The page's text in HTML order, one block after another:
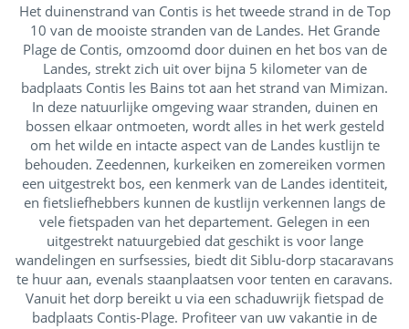
Shows
Openluchtpodium
Live muziek
Het duinenstrand van Contis is het tweede strand in de Top
10 van de mooiste stranden van de Landes. Het Grande
Plage de Contis, omzoomd door duinen en het bos van de
Landes, strekt zich uit over bijna 5 kilometer van de
badplaats Contis les Bains tot aan het strand van Mimizan.
In deze natuurlijke omgeving waar stranden, duinen en
bossen elkaar ontmoeten, wordt alles in het werk gesteld
om het wilde en intacte aspect van de Landes kustlijn te
behouden. Zeedennen, kurkeiken en zomereiken vormen
een uitgestrekt bos, een kenmerk van de Landes identiteit,
en fietsliefhebbers kunnen de kustlijn verkennen langs de
vele fietspaden van het departement. Gelegen in een
uitgestrekt natuurgebied dat geschikt is voor lange
wandelingen en surfsessies, biedt dit Siblu-dorp stacaravans
te huur aan, evenals staanplaatsen voor tenten en caravans.
Vanuit het dorp bereikt u via een schaduwrijk fietspad de
badplaats Contis-Plage. Profiteer van uw vakantie in de